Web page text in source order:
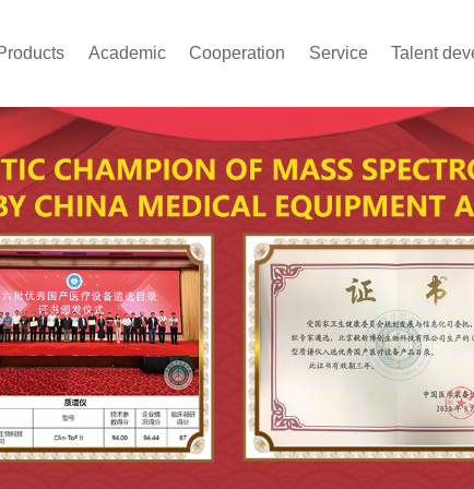
Academic Cooperation Service Talent